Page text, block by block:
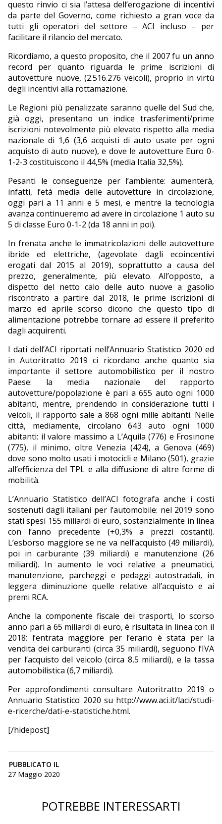
questo rinvio ci sia l’attesa dell’erogazione di incentivi
da parte del Governo, come richiesto a gran voce da
tutti gli operatori del settore – ACI incluso – per
facilitare il rilancio del mercato.
Ricordiamo, a questo proposito, che il 2007 fu un anno
record per quanto riguarda le prime iscrizioni di
autovetture nuove, (2.516.276 veicoli), proprio in virtù
degli incentivi alla rottamazione.
Le Regioni più penalizzate saranno quelle del Sud che,
già oggi, presentano un indice trasferimenti/prime
iscrizioni notevolmente più elevato rispetto alla media
nazionale di 1,6 (3,6 acquisti di auto usate per ogni
acquisto di auto nuove), e dove le autovetture Euro 0-
1-2-3 costituiscono il 44,5% (media Italia 32,5%).
Pesanti le conseguenze per l’ambiente: aumenterà,
infatti, l’età media delle autovetture in circolazione,
oggi pari a 11 anni e 5 mesi, e mentre la tecnologia
avanza continueremo ad avere in circolazione 1 auto su
5 di classe Euro 0-1-2 (da 18 anni in poi).
In frenata anche le immatricolazioni delle autovetture
ibride ed elettriche, (agevolate dagli ecoincentivi
erogati dal 2015 al 2019), soprattutto a causa del
prezzo, generalmente, più elevato. All’opposto, a
dispetto del netto calo delle auto nuove a gasolio
riscontrato a partire dal 2018, le prime iscrizioni di
marzo ed aprile scorso dicono che questo tipo di
alimentazione potrebbe tornare ad essere il preferito
dagli acquirenti.
I dati dell’ACI riportati nell’Annuario Statistico 2020 ed
in Autoritratto 2019 ci ricordano anche quanto sia
importante il settore automobilistico per il nostro
Paese: la media nazionale del rapporto
autovetture/popolazione è pari a 655 auto ogni 1000
abitanti, mentre, prendendo in considerazione tutti i
veicoli, il rapporto sale a 868 ogni mille abitanti. Nelle
città, mediamente, circolano 643 auto ogni 1000
abitanti: il valore massimo a L’Aquila (776) e Frosinone
(775), il minimo, oltre Venezia (424), a Genova (469)
dove sono molto usati i motocicli e Milano (501), grazie
all’efficienza del TPL e alla diffusione di altre forme di
mobilità.
L’Annuario Statistico dell’ACI fotografa anche i costi
sostenuti dagli italiani per l’automobile: nel 2019 sono
stati spesi 155 miliardi di euro, sostanzialmente in linea
con l’anno precedente (+0,3% a prezzi costanti).
L’esborso maggiore se ne va nell’acquisto (49 miliardi),
poi in carburante (39 miliardi) e manutenzione (26
miliardi). In aumento le voci relative a pneumatici,
manutenzione, parcheggi e pedaggi autostradali, in
leggera diminuzione quelle relative all’acquisto e ai
premi RCA.
Anche la componente fiscale dei trasporti, lo scorso
anno pari a 65 miliardi di euro, è risultata in linea con il
2018: l’entrata maggiore per l’erario è stata per la
vendita dei carburanti (circa 35 miliardi), seguono l’IVA
per l’acquisto del veicolo (circa 8,5 miliardi), e la tassa
automobilistica (6,7 miliardi).
Per approfondimenti consultare Autoritratto 2019 o
Annuario Statistico 2020 su http://www.aci.it/laci/studi-
e-ricerche/dati-e-statistiche.html.
[/hidepost]
PUBBLICATO IL
27 Maggio 2020
POTREBBE INTERESSARTI